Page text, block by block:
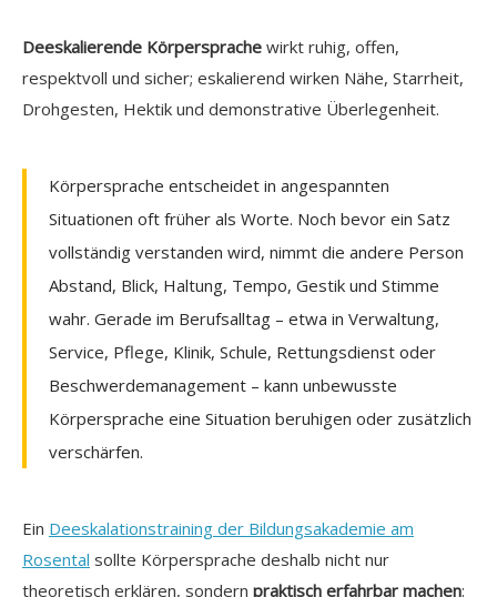
Deeskalierende Körpersprache wirkt ruhig, offen,
respektvoll und sicher; eskalierend wirken Nähe, Starrheit,
Drohgesten, Hektik und demonstrative Überlegenheit.
Körpersprache entscheidet in angespannten
Situationen oft früher als Worte. Noch bevor ein Satz
vollständig verstanden wird, nimmt die andere Person
Abstand, Blick, Haltung, Tempo, Gestik und Stimme
wahr. Gerade im Berufsalltag – etwa in Verwaltung,
Service, Pflege, Klinik, Schule, Rettungsdienst oder
Beschwerdemanagement – kann unbewusste
Körpersprache eine Situation beruhigen oder zusätzlich
verschärfen.
Ein Deeskalationstraining der Bildungsakademie am
Rosental sollte Körpersprache deshalb nicht nur
theoretisch erklären, sondern praktisch erfahrbar machen: